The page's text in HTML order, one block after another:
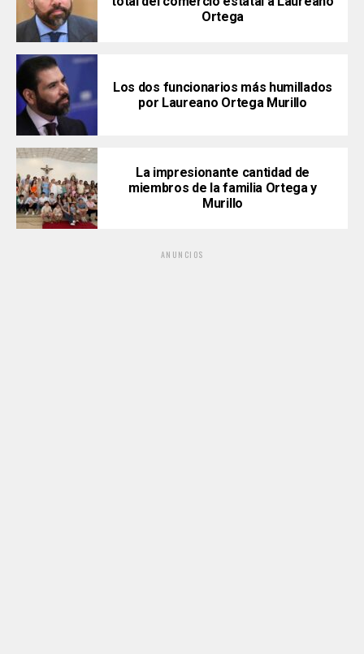
Ortega
Los dos funcionarios más humillados
por Laureano Ortega Murillo
La impresionante cantidad de
miembros de la familia Ortega y
Murillo
ANUNCIOS